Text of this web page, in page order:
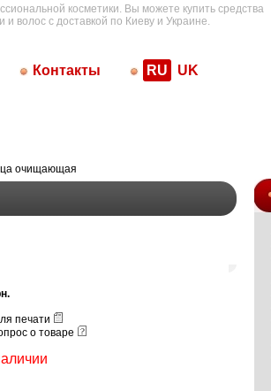
косметики. Вы можете купить средства
волос с доставкой по Киеву и Украине.
Контакты RU UK
очищающая
печати
о товаре